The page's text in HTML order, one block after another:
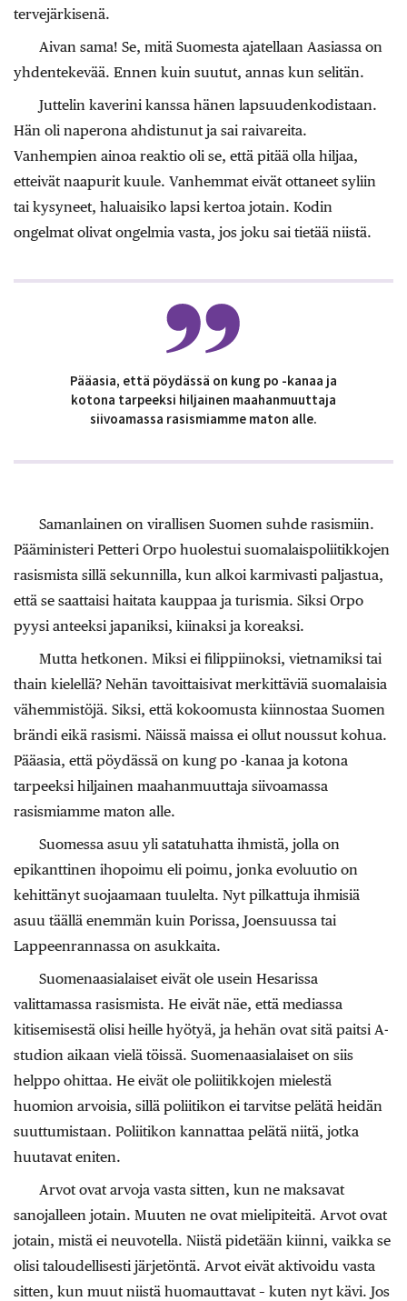
tervejärkisenä.
Aivan sama! Se, mitä Suomesta ajatellaan Aasiassa on
yhdentekevää. Ennen kuin suutut, annas kun selitän.
Juttelin kaverini kanssa hänen lapsuudenkodistaan.
Hän oli naperona ahdistunut ja sai raivareita.
Vanhempien ainoa reaktio oli se, että pitää olla hiljaa,
etteivät naapurit kuule. Vanhemmat eivät ottaneet syliin
tai kysyneet, haluaisiko lapsi kertoa jotain. Kodin
ongelmat olivat ongelmia vasta, jos joku sai tietää niistä.
Pääasia, että pöydässä on kung po -kanaa ja
kotona tarpeeksi hiljainen maahanmuuttaja
siivoamassa rasismiamme maton alle.
Samanlainen on virallisen Suomen suhde rasismiin.
Pääministeri Petteri Orpo huolestui suomalaispoliitikkojen
rasismista sillä sekunnilla, kun alkoi karmivasti paljastua,
että se saattaisi haitata kauppaa ja turismia. Siksi Orpo
pyysi anteeksi japaniksi, kiinaksi ja koreaksi.
Mutta hetkonen. Miksi ei filippiinoksi, vietnamiksi tai
thain kielellä? Nehän tavoittaisivat merkittäviä suomalaisia
vähemmistöjä. Siksi, että kokoomusta kiinnostaa Suomen
brändi eikä rasismi. Näissä maissa ei ollut noussut kohua.
Pääasia, että pöydässä on kung po -kanaa ja kotona
tarpeeksi hiljainen maahanmuuttaja siivoamassa
rasismiamme maton alle.
Suomessa asuu yli satatuhatta ihmistä, jolla on
epikanttinen ihopoimu eli poimu, jonka evoluutio on
kehittänyt suojaamaan tuulelta. Nyt pilkattuja ihmisiä
asuu täällä enemmän kuin Porissa, Joensuussa tai
Lappeenrannassa on asukkaita.
Suomenaasialaiset eivät ole usein Hesarissa
valittamassa rasismista. He eivät näe, että mediassa
kitisemisestä olisi heille hyötyä, ja hehän ovat sitä paitsi A-
studion aikaan vielä töissä. Suomenaasialaiset on siis
helppo ohittaa. He eivät ole poliitikkojen mielestä
huomion arvoisia, sillä poliitikon ei tarvitse pelätä heidän
suuttumistaan. Poliitikon kannattaa pelätä niitä, jotka
huutavat eniten.
Arvot ovat arvoja vasta sitten, kun ne maksavat
sanojalleen jotain. Muuten ne ovat mielipiteitä. Arvot ovat
jotain, mistä ei neuvotella. Niistä pidetään kiinni, vaikka se
olisi taloudellisesti järjetöntä. Arvot eivät aktivoidu vasta
sitten, kun muut niistä huomauttavat – kuten nyt kävi. Jos